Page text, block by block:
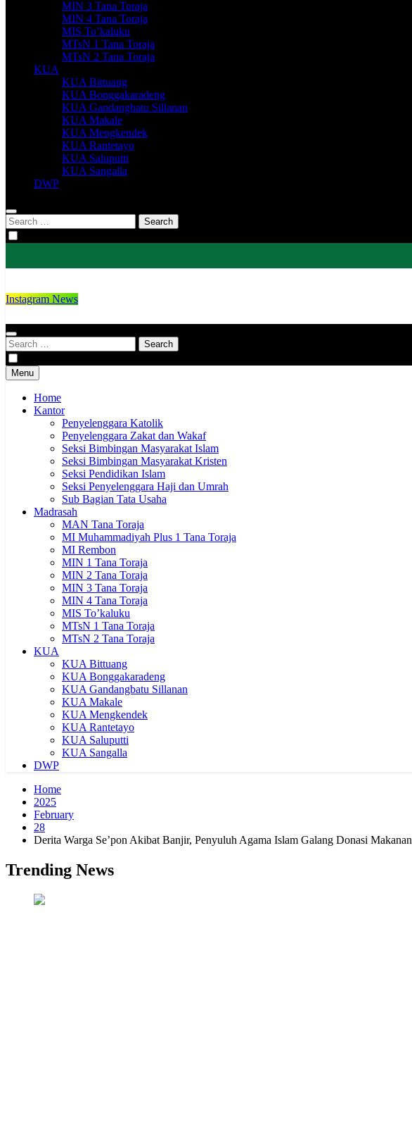
MIN 3 Tana Toraja
MIN 4 Tana Toraja
MIS To’kaluku
MTsN 1 Tana Toraja
MTsN 2 Tana Toraja
KUA
KUA Bittuang
KUA Bonggakaradeng
KUA Gandangbatu Sillanan
KUA Makale
KUA Mengkendek
KUA Rantetayo
KUA Saluputti
KUA Sangalla
DWP
Search
for:
Instagram News
Kementerian Agama Kabupaten Tana Toraja
Indonesia Hebat Bersama Umat
Search
for:
Menu
Home
Kantor
Penyelenggara Katolik
Penyelenggara Zakat dan Wakaf
Seksi Bimbingan Masyarakat Islam
Seksi Bimbingan Masyarakat Kristen
Seksi Pendidikan Islam
Seksi Penyelenggara Haji dan Umrah
Sub Bagian Tata Usaha
Madrasah
MAN Tana Toraja
MI Muhammadiyah Plus 1 Tana Toraja
MI Rembon
MIN 1 Tana Toraja
MIN 2 Tana Toraja
MIN 3 Tana Toraja
MIN 4 Tana Toraja
MIS To’kaluku
MTsN 1 Tana Toraja
MTsN 2 Tana Toraja
KUA
KUA Bittuang
KUA Bonggakaradeng
KUA Gandangbatu Sillanan
KUA Makale
KUA Mengkendek
KUA Rantetayo
KUA Saluputti
KUA Sangalla
DWP
Home
2025
February
28
Derita Warga Se’pon Akibat Banjir, Penyuluh Agama Islam Galang Donasi Makanan
Trending News